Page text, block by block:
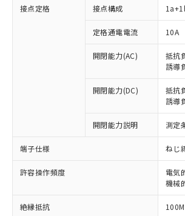
接点定格 接点構成
定格通電電流 10A
開閉能力(AC)
抵抗
誘導
開閉能力(DC)
抵抗
誘導
開閉能力説明 測定
端子仕様 ねじ
許容操作頻度
電気
機械
絶縁抵抗
以下の条件をお読みいただき、同
ご利用ください。
本サービスは、当社制御機
商品の当社在庫状況および
(税抜)を提供させていただ
当社制御機器事業取扱商品
本サービスの対象外となる
対応済み：EU RoHS指令（10
非含有に対応した製品が提供可能
対応予定：EU RoHS指令（10物
有に対応した製品に切り替える
対応予定なし：EU RoHS指令（
非含有に非対応の商品で、対応品
定はありません。
調査・確認中：EU RoHS指令（
非含有の対応状況を調査中または
非該当品：ライセンス料など無形
害物質有無と関係のない商品です
仕入先様の事情により、非含有部
※1 中国RoHS○×表
「○」：最大均質材料含有率が中
基準値以下であることを示します
「×」：最大均質材料含有率が中
基準値を超えていることを示しま